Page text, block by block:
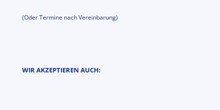
(Oder Termine nach Vereinbarung)
WIR AKZEPTIEREN AUCH: